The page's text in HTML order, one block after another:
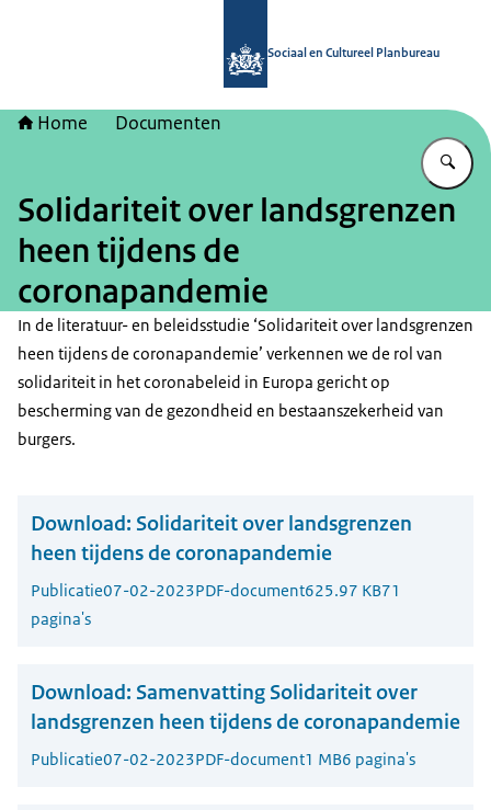
Sociaal en Cultureel Planbureau
Home Documenten
Solidariteit over landsgrenzen
heen tijdens de
coronapandemie
In de literatuur- en beleidsstudie ‘Solidariteit over landsgrenzen
heen tijdens de coronapandemie’ verkennen we de rol van
solidariteit in het coronabeleid in Europa gericht op
bescherming van de gezondheid en bestaanszekerheid van
burgers.
Download: Solidariteit over landsgrenzen
heen tijdens de coronapandemie
Publicatie07-02-2023PDF-document625.97 KB71
pagina's
Download: Samenvatting Solidariteit over
landsgrenzen heen tijdens de coronapandemie
Publicatie07-02-2023PDF-document1 MB6 pagina's